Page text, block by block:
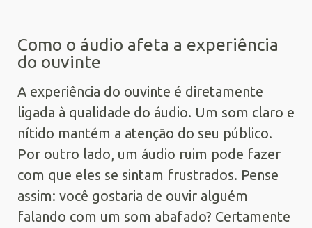
Como o áudio afeta a experiência
do ouvinte
A experiência do ouvinte é diretamente
ligada à qualidade do áudio. Um som claro e
nítido mantém a atenção do seu público.
Por outro lado, um áudio ruim pode fazer
com que eles se sintam frustrados. Pense
assim: você gostaria de ouvir alguém
falando com um som abafado? Certamente